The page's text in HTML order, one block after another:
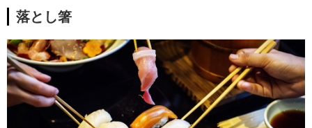
落とし箸